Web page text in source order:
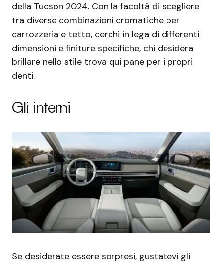
della Tucson 2024. Con la facoltà di scegliere
tra diverse combinazioni cromatiche per
carrozzeria e tetto, cerchi in lega di differenti
dimensioni e finiture specifiche, chi desidera
brillare nello stile trova qui pane per i propri
denti.
Gli interni
Se desiderate essere sorpresi, gustatevi gli